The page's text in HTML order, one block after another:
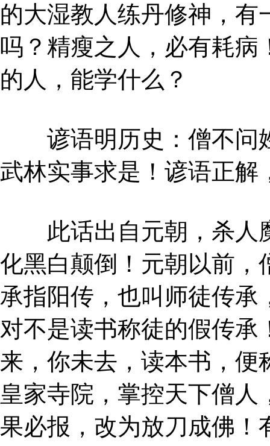
的大湿教人练丹修神，
吗？精瘦之人，必有耗病
的人，能学什么？
谚语明历史：僧不问
武林实事求是！谚语正解
此话出自元朝，杀人
化黑白颠倒！元朝以前，
承指阳传，也叫师徒传承
对不是读书称徒的假传
来，你未去，读本书，便
皇家寺院，掌控天下僧
果必报，改为放刀成佛！